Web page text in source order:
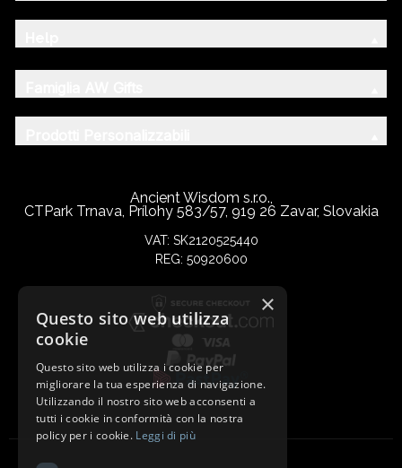
Ancient Wisdom s.r.o.,
CTPark Trnava, Prílohy 583/57, 919 26 Zavar, Slovakia
VAT: SK2120525440
REG: 50920600
×
Questo sito web utilizza
cookie
Questo sito web utilizza i cookie per
migliorare la tua esperienza di navigazione.
Utilizzando il nostro sito web acconsenti a
tutti i cookie in conformità con la nostra
policy per i cookie. Leggi di più